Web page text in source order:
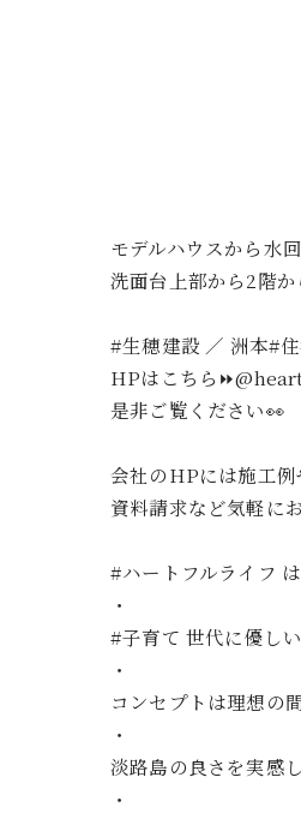
モデルハウスから水
洗面台上部から2階
#生穂建設 ／ 洲本#
HPはこちら
是非ご覧ください👀
会社のHPには施工例
資料請求など気軽に
#ハートフルライフ
・
#子育て 世代に優し
・
コンセプトは理想の
・
淡路島の良さを実感
・